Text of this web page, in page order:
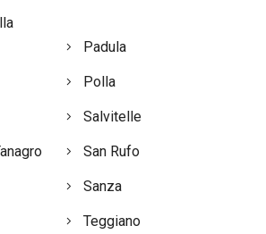
Padula
Polla
Salvitelle
San Rufo
Sanza
Teggiano